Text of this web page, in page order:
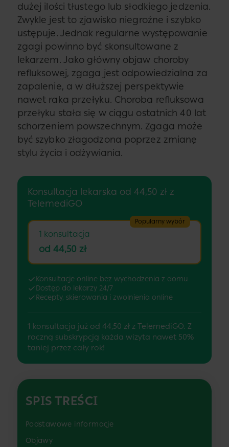
dużej ilości tłustego lub słodkiego jedzenia.
Zwykle jest to zjawisko niegroźne i szybko
ustępuje. Jednak regularne występowanie
zgagi powinno być skonsultowane z
lekarzem. Jako główny objaw choroby
refluksowej, zgaga jest odpowiedzialna za
zapalenie, a w dłuższej perspektywie
nawet raka przełyku. Choroba refluksowa
przełyku stała się w ciągu ostatnich 40 lat
schorzeniem powszechnym. Zgaga może
być szybko złagodzona poprzez zmianę
stylu życia i odżywiania.
Konsultacja lekarska od 44,50 zł z
TelemediGO
Popularny wybór
1 konsultacja
od 44,50 zł
Konsultacje online bez wychodzenia z domu
Dostęp do lekarzy 24/7
Recepty, skierowania i zwolnienia online
1 konsultacja już od 44,50 zł z TelemediGO. Z
roczną subskrypcją każda wizyta nawet 50%
taniej przez cały rok!
SPIS TREŚCI
Podstawowe informacje
Objawy